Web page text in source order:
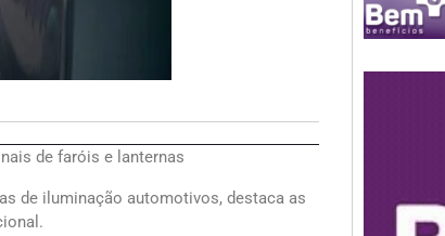
de faróis e lanternas
de iluminação automotivos, destaca as